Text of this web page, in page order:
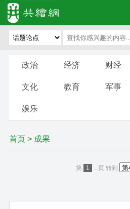
政治 经济 财经
文化 教育 军事
娱乐
首页> 成果
第 1 ...页 转到